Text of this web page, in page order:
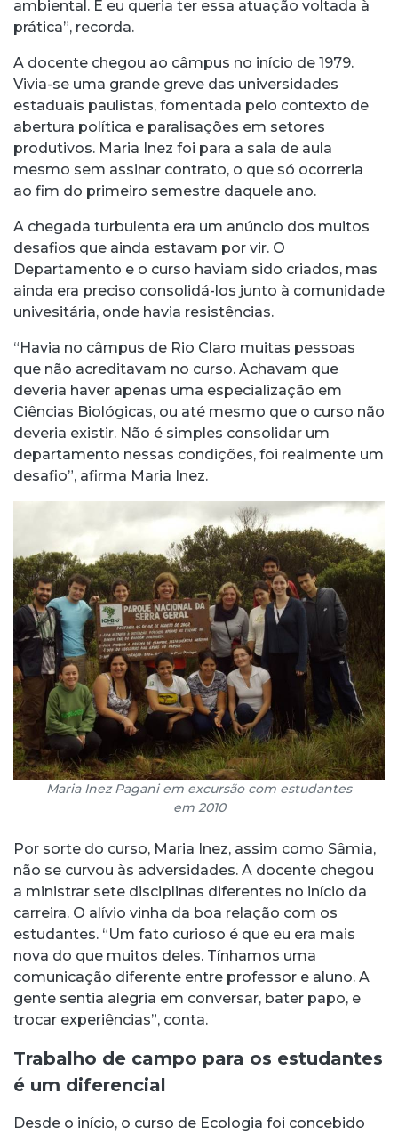
ambiental. E eu queria ter essa atuação voltada à
prática”, recorda.
A docente chegou ao câmpus no início de 1979.
Vivia-se uma grande greve das universidades
estaduais paulistas, fomentada pelo contexto de
abertura política e paralisações em setores
produtivos. Maria Inez foi para a sala de aula
mesmo sem assinar contrato, o que só ocorreria
ao fim do primeiro semestre daquele ano.
A chegada turbulenta era um anúncio dos muitos
desafios que ainda estavam por vir. O
Departamento e o curso haviam sido criados, mas
ainda era preciso consolidá-los junto à comunidade
univesitária, onde havia resistências.
“Havia no câmpus de Rio Claro muitas pessoas
que não acreditavam no curso. Achavam que
deveria haver apenas uma especialização em
Ciências Biológicas, ou até mesmo que o curso não
deveria existir. Não é simples consolidar um
departamento nessas condições, foi realmente um
desafio”, afirma Maria Inez.
Maria Inez Pagani em excursão com estudantes
em 2010
Por sorte do curso, Maria Inez, assim como Sâmia,
não se curvou às adversidades. A docente chegou
a ministrar sete disciplinas diferentes no início da
carreira. O alívio vinha da boa relação com os
estudantes. “Um fato curioso é que eu era mais
nova do que muitos deles. Tínhamos uma
comunicação diferente entre professor e aluno. A
gente sentia alegria em conversar, bater papo, e
trocar experiências”, conta.
Trabalho de campo para os estudantes
é um diferencial
Desde o início, o curso de Ecologia foi concebido